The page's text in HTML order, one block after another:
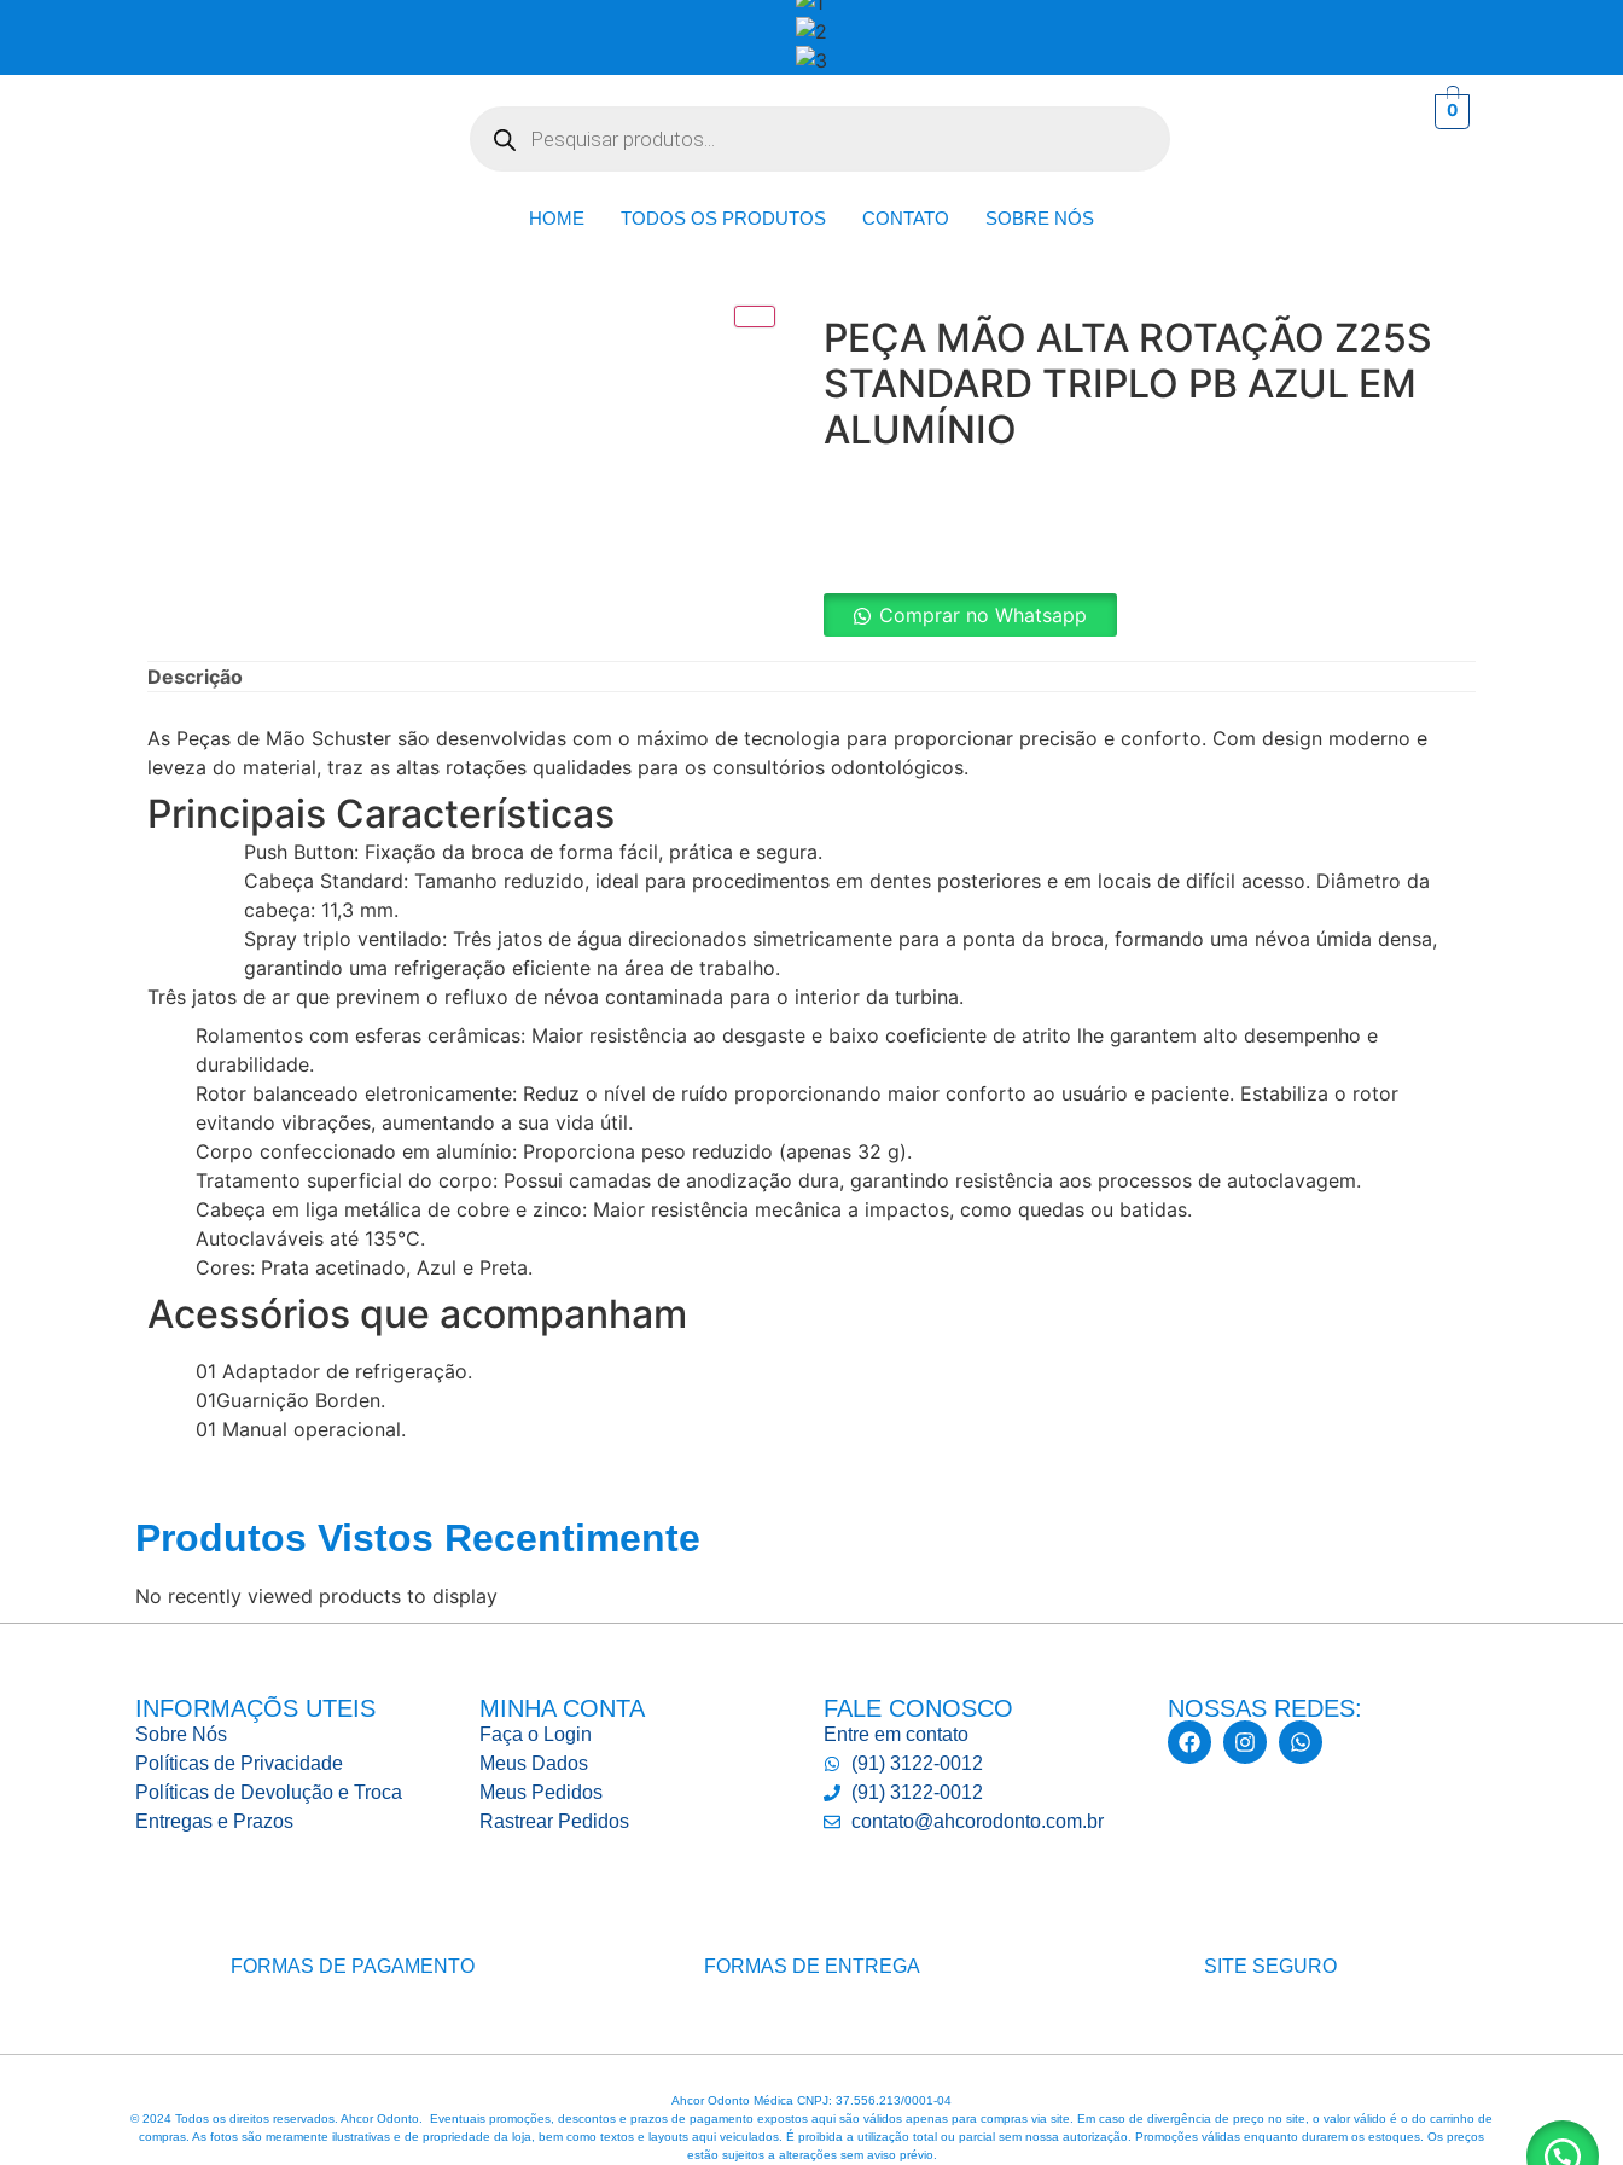
0
HOME TODOS OS PRODUTOS CONTATO SOBRE NÓS
PEÇA MÃO ALTA ROTAÇÃO Z25S
STANDARD TRIPLO PB AZUL EM
ALUMÍNIO
Comprar no Whatsapp
Descrição
As Peças de Mão Schuster são desenvolvidas com o máximo de tecnologia para proporcionar precisão e conforto. Com design moderno e
leveza do material, traz as altas rotações qualidades para os consultórios odontológicos.
Principais Características
Push Button: Fixação da broca de forma fácil, prática e segura.
Cabeça Standard: Tamanho reduzido, ideal para procedimentos em dentes posteriores e em locais de difícil acesso. Diâmetro da
cabeça: 11,3 mm.
Spray triplo ventilado: Três jatos de água direcionados simetricamente para a ponta da broca, formando uma névoa úmida densa,
garantindo uma refrigeração eficiente na área de trabalho.
Três jatos de ar que previnem o refluxo de névoa contaminada para o interior da turbina.
Rolamentos com esferas cerâmicas: Maior resistência ao desgaste e baixo coeficiente de atrito lhe garantem alto desempenho e
durabilidade.
Rotor balanceado eletronicamente: Reduz o nível de ruído proporcionando maior conforto ao usuário e paciente. Estabiliza o rotor
evitando vibrações, aumentando a sua vida útil.
Corpo confeccionado em alumínio: Proporciona peso reduzido (apenas 32 g).
Tratamento superficial do corpo: Possui camadas de anodização dura, garantindo resistência aos processos de autoclavagem.
Cabeça em liga metálica de cobre e zinco: Maior resistência mecânica a impactos, como quedas ou batidas.
Autoclaváveis até 135°C.
Cores: Prata acetinado, Azul e Preta.
Acessórios que acompanham
01 Adaptador de refrigeração.
01Guarnição Borden.
01 Manual operacional.
Produtos Vistos Recentimente
No recently viewed products to display
INFORMAÇÕS UTEIS
Sobre Nós
Políticas de Privacidade
Políticas de Devolução e Troca
Entregas e Prazos
MINHA CONTA
Faça o Login
Meus Dados
Meus Pedidos
Rastrear Pedidos
FALE CONOSCO
Entre em contato
(91) 3122-0012
(91) 3122-0012
contato@ahcorodonto.com.br
NOSSAS REDES:
FORMAS DE PAGAMENTO FORMAS DE ENTREGA SITE SEGURO
Ahcor Odonto Médica CNPJ: 37.556.213/0001-04
© 2024 Todos os direitos reservados. Ahcor Odonto. Eventuais promoções, descontos e prazos de pagamento expostos aqui são válidos apenas para compras via site. Em caso de divergência de preço no site, o valor válido é o do carrinho de
compras. As fotos são meramente ilustrativas e de propriedade da loja, bem como textos e layouts aqui veiculados. É proibida a utilização total ou parcial sem nossa autorização. Promoções válidas enquanto durarem os estoques. Os preços
estão sujeitos a alterações sem aviso prévio.